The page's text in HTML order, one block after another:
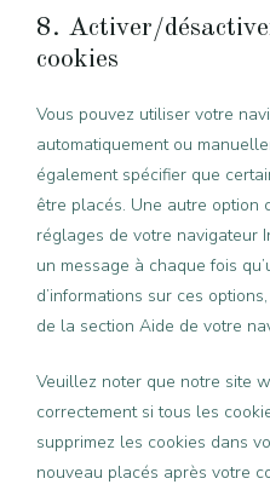
8. Activer/
cookies
Vous pouvez utiliser votre
automatiquement ou
également spécifier que
être placés. Une autre option
réglages de votre navigateur
un message à chaque fois
d’informations sur ces
de la section Aide de votre
Veuillez noter que notre site
correctement si tous les
supprimez les cookies dans
nouveau placés après votre